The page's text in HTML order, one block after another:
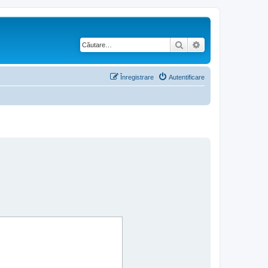
Căutare
Autentificare
Înregistrare